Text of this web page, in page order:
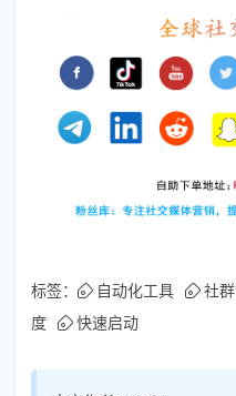
标签： 自动化工具 社
度
快速启动